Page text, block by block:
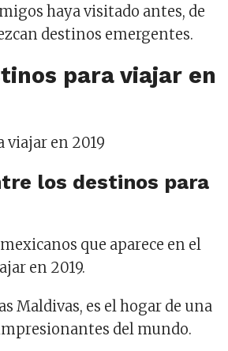
haya visitado antes, de
destinos emergentes.
para viajar en
los destinos para
que aparece en el
en 2019.
Maldivas, es el hogar de una
del mundo.